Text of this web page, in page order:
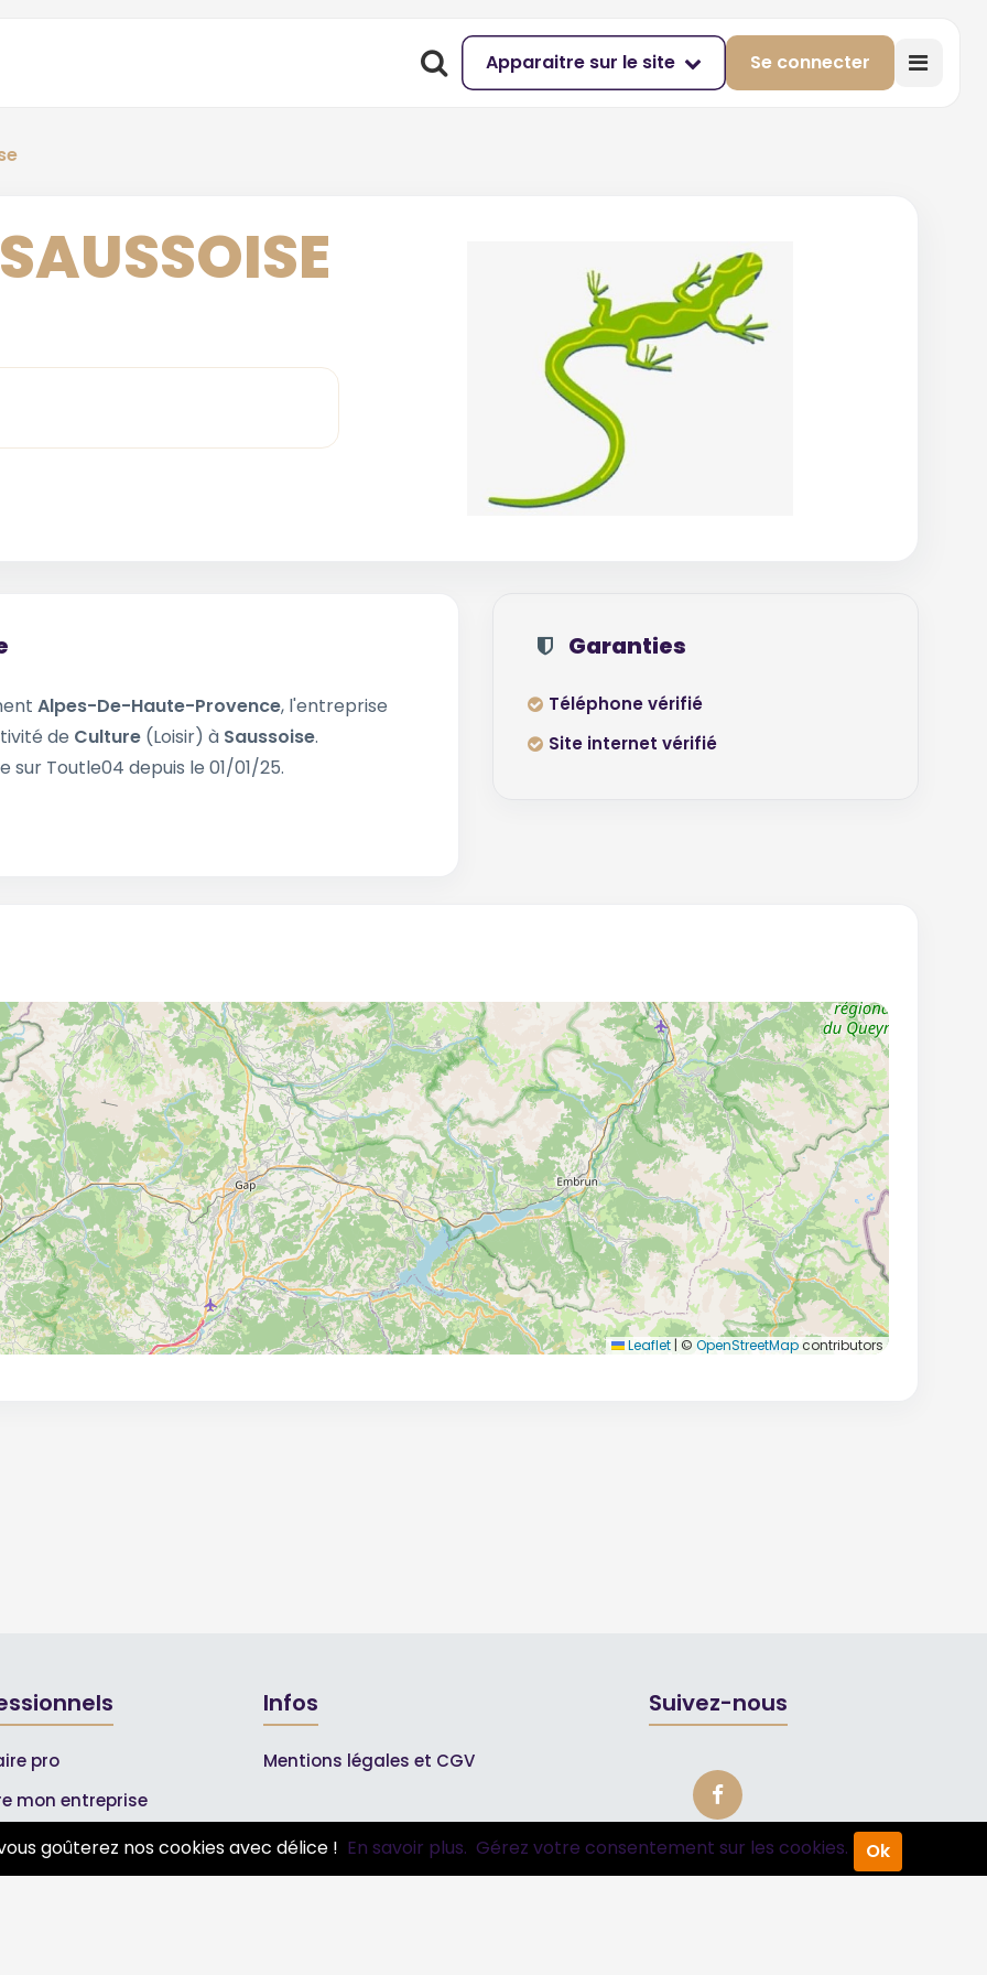
Apparaitre sur le site Se connecter
Alpes-De-Haute-Provence, l'entreprise
de Culture (Loisir) à Saussoise.
sur Toutle04 depuis le 01/01/25.
Garanties
Téléphone vérifié
Site internet vérifié
Leaflet | © OpenStreetMapcontributors
pro
mon entreprise
Pros
Infos
Mentions légales et CGV
Suivez-nous
goûterez nos cookies avec délice ! En savoir plus. Gérez votre consentement sur les cookies. Ok